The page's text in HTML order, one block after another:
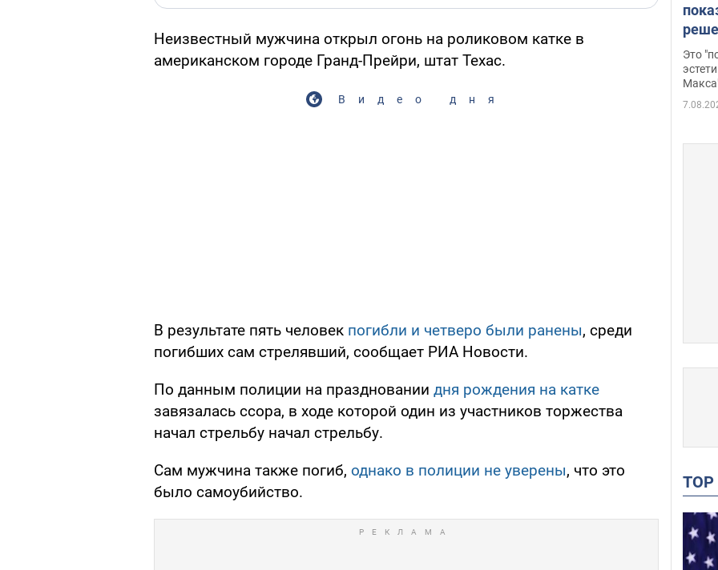
Неизвестный мужчина открыл огонь на роликовом катке в
американском городе Гранд-Прейри, штат Техас.
Видео дня
В результате пять человек погибли и четверо были ранены, среди
погибших сам стрелявший, сообщает РИА Новости.
По данным полиции на праздновании дня рождения на катке
завязалась ссора, в ходе которой один из участников торжества
начал стрельбу начал стрельбу.
Сам мужчина также погиб, однако в полиции не уверены, что это
было самоубийство.
Это